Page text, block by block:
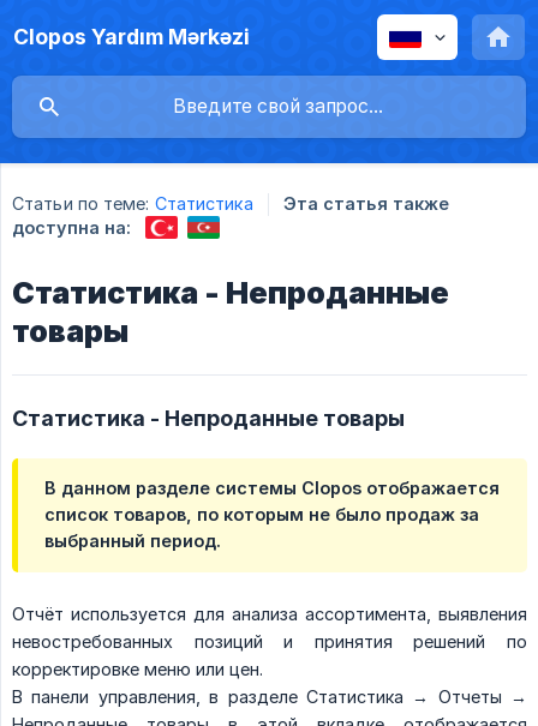
Clopos Yardım Mərkəzi
Статьи по теме: Статистика
Эта статья также
доступна на:
Статистика - Непроданные
товары
Статистика - Непроданные товары
В данном разделе системы Clopos отображается
список товаров, по которым не было продаж за
выбранный период.
Отчёт используется для анализа ассортимента, выявления
невостребованных позиций и принятия решений по
корректировке меню или цен.
В панели управления, в разделе Статистика → Отчеты →